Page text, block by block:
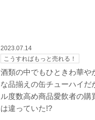
2023.07.14
こうすればもっと売れる！
酒類の中でもひときわ華や
な品揃えの缶チューハイだ
ル度数高め商品愛飲者の購
は違っていた!?